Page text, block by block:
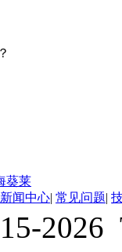
葵莱
新闻中心| 常见问题|